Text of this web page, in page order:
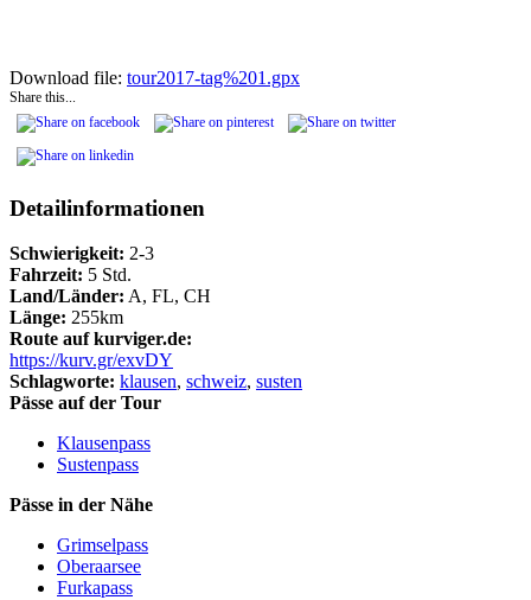
Download file: tour2017-tag%201.gpx
Share this...
Detailinformationen
Schwierigkeit: 2-3
Fahrzeit: 5 Std.
Land/Länder: A, FL, CH
Länge: 255km
Route auf kurviger.de:
https://kurv.gr/exvDY
Schlagworte: klausen, schweiz, susten
Pässe auf der Tour
Klausenpass
Sustenpass
Pässe in der Nähe
Grimselpass
Oberaarsee
Furkapass